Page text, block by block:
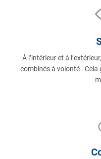
À l’intérieur et à
combinés à volonté .